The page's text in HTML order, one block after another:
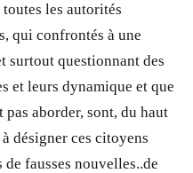
les autorités
qui confrontés à une
surtout questionnant des
et leurs dynamique et que
aborder, sont, du haut
désigner ces citoyens
fausses nouvelles..de